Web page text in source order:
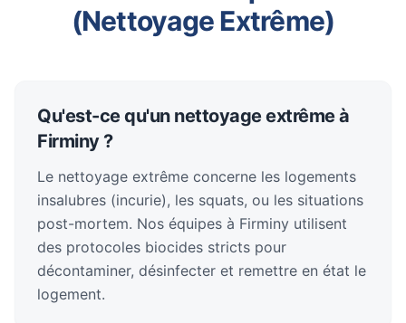
(Nettoyage Extrême)
Qu'est-ce qu'un nettoyage extrême à
Firminy ?
Le nettoyage extrême concerne les logements
insalubres (incurie), les squats, ou les situations
post-mortem. Nos équipes à Firminy utilisent
des protocoles biocides stricts pour
décontaminer, désinfecter et remettre en état le
logement.